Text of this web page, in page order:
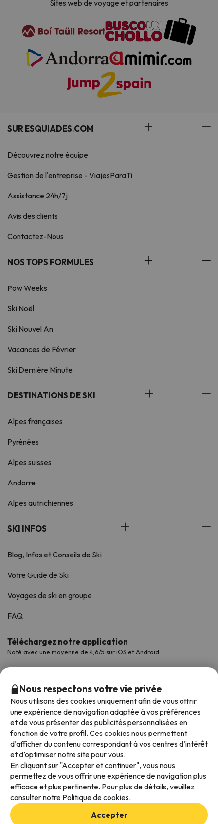
Sites web de voyage et partenaires
SUR ESQUIADES.COM
Découvrez notre équipe
Gestion de l'entreprise - ViajesParaTi
Assistance 24h/7j
Avis des clients
Contactez-Nous
NOS TOPS FORMULES
Pow Weeks
Ski Noël
Ski Nouvel An
Vacances de Février
Ski Dernière Minute
DESTINATIONS DE SKI
Alpes françaises
Pyrénées
Alpes suisses
Andorre
Alpes autrichiennes
SKI INFOS
Blog, Infos et Conseils de Ski
Votre Guide de Ski
Voyages de ski en groupe
FAQ
Téléchargez notre application
Noté avec une moyenne de 4,6/5 sur iOS et Android.
Modes de paiement disponibles
Conditions générales d'utilisation
Nous respectons votre vie privée
Nous utilisons des cookies uniquement afin de vous offrir
une expérience de navigation adaptée à vos préférences
et de vous présenter des publicités personnalisées en
fonction de votre profil. Ces cookies nous permettent
d’afficher du contenu correspondant à vos centres d’intérêt
et d’optimiser notre site pour vous.
En cliquant sur "Accepter et continuer", vous nous
permettez de vous offrir une expérience de navigation plus
efficace et plus pertinente. Pour plus de détails, veuillez
consulter notre Politique de cookies.
Accepter